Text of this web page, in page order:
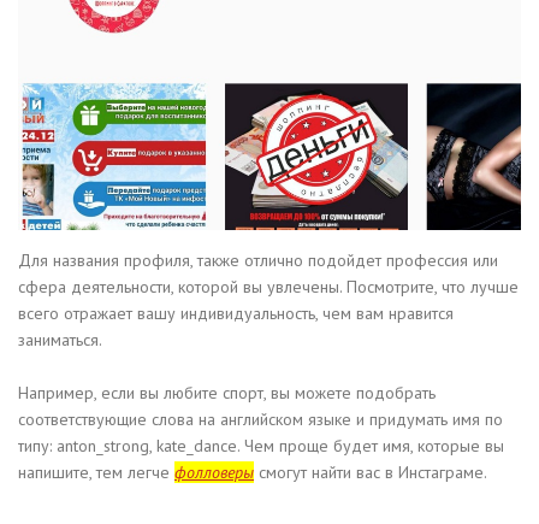
Для названия профиля, также отлично подойдет профессия или
сфера деятельности, которой вы увлечены. Посмотрите, что лучше
всего отражает вашу индивидуальность, чем вам нравится
заниматься.
Например, если вы любите спорт, вы можете подобрать
соответствующие слова на английском языке и придумать имя по
типу: anton_strong, kate_dance. Чем проще будет имя, которые вы
напишите, тем легче фолловеры смогут найти вас в Инстаграме.